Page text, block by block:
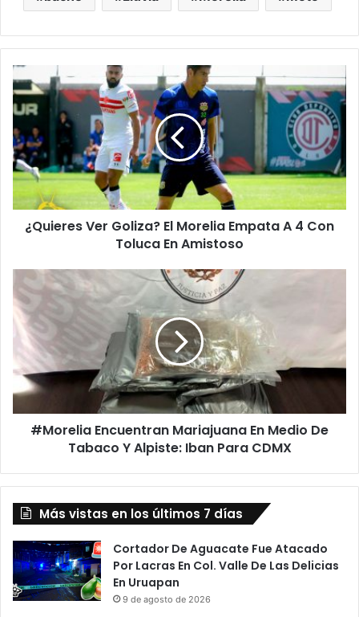
¿Quieres
Ver
Goliza?
Morelia
Empata
A
4
Con
Toluca
¿Quieres Ver Goliza? El Morelia Empata A 4 Con
Toluca En Amistoso
Encuentran
Mariajuana
En
Medio
De
Tabaco
Y
Alpiste:
Iban#Morelia Encuentran Mariajuana En Medio De
Tabaco Y Alpiste: Iban Para CDMX
Más vistas en los últimos 7 días
Cortador De Aguacate Fue Atacado
Por Lacras En Col. Valle De Las Delicias
En Uruapan
9 de agosto de 2026